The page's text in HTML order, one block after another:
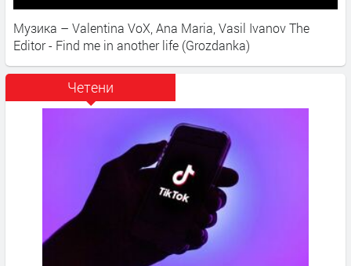
Музика – Valentina VoX, Ana Maria, Vasil Ivanov The
Editor - Find me in another life (Grozdanka)
Четени